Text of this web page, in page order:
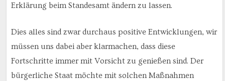
Erklärung beim Standesamt ändern zu lassen.
Dies alles sind zwar durchaus positive Entwicklungen, wir
müssen uns dabei aber klarmachen, dass diese
Fortschritte immer mit Vorsicht zu genießen sind. Der
bürgerliche Staat möchte mit solchen Maßnahmen